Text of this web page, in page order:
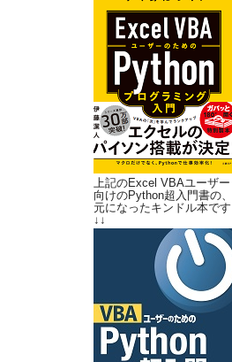
上記のExcel VBAユーザー
向けのPython超入門書の、
元になったキンドル本です
↓↓